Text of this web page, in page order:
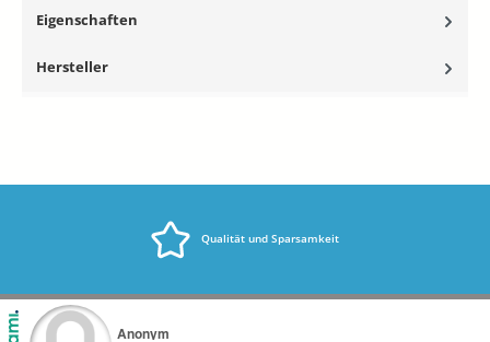
Eigenschaften
Hersteller
Qualität und Sparsamkeit